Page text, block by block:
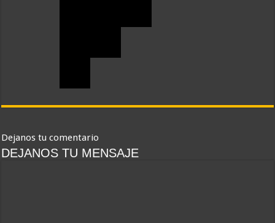
Dejanos tu comentario
DEJANOS TU MENSAJE